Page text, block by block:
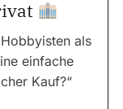
als
einfache
Kauf?“